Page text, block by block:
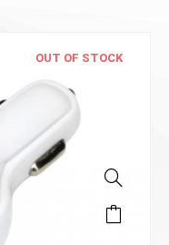
OUT OF STOCK